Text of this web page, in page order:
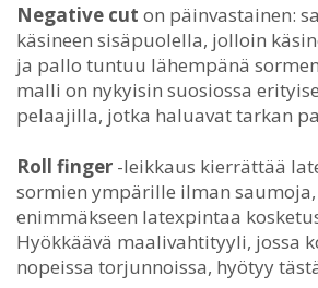
Negative cut on päinvastainen:
käsineen sisäpuolella, jolloin
ja pallo tuntuu lähempänä
malli on nykyisin suosiossa
pelaajilla, jotka haluavat tarkan
Roll finger -leikkaus kierrättää
sormien ympärille ilman
enimmäkseen latexpintaa
Hyökkäävä maalivahtityyli, jossa
nopeissa torjunnoissa, hyötyy